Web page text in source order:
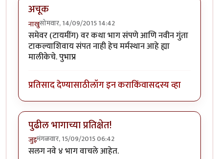
अचूक
नाखुसोमवार, 14/09/2015 14:42
समेवर (टायमींग) वर कथा भाग संपणे आणि नवीन गुंता
टाकल्याशिवाय संपत नाही हेच मर्मस्थान आहे ह्या
मालीकेचे. पुभाप्र
प्रतिसाद देण्यासाठीलॉग इन कराकिंवासदस्य व्हा
पुढील भागाच्या प्रतिक्षेत!
जुइमंगळवार, 15/09/2015 06:42
सलग नवे ४ भाग वाचले आहेत.